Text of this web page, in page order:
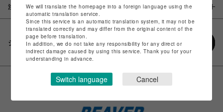
注意事項
シェアする
We will translate the homepage into a foreign language using the
automatic translation service.
Since this service is an automatic translation system, it may not be
translated correctly and may differ from the original content of the
page before translation.
In addition, we do not take any responsibility for any direct or
indirect damage caused by using this service. Thank you for your
understanding in advance.
Switch language Cancel